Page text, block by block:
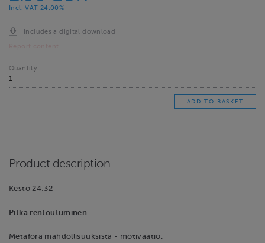
Incl. VAT 24.00%
Includes a digital download
Quantity
Product description
Kesto 24:32
Pitkä rentoutuminen
Metafora mahdollisuuksista - motivaatio.